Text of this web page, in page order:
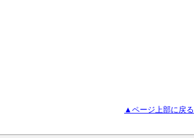
▲ページ上部に戻る